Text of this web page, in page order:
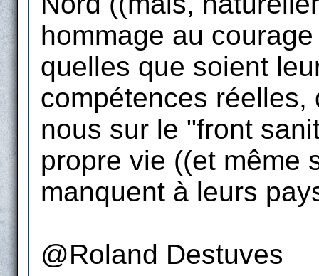
hommage au
quelles que soient
compétences
nous sur le "front
propre vie ((et même
manquent à leurs
@Roland Destuves